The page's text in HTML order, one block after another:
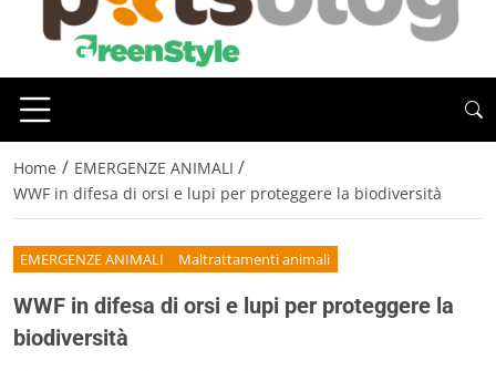
Home / EMERGENZE ANIMALI /
WWF in difesa di orsi e lupi per proteggere la biodiversità
EMERGENZE ANIMALI Maltrattamenti animali
WWF in difesa di orsi e lupi per proteggere la
biodiversità